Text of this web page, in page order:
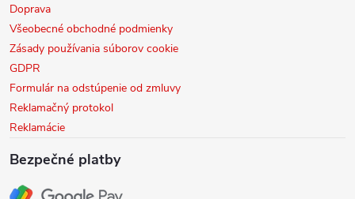
Doprava
Všeobecné obchodné podmienky
Zásady používania súborov cookie
GDPR
Formulár na odstúpenie od zmluvy
Reklamačný protokol
Reklamácie
Bezpečné platby